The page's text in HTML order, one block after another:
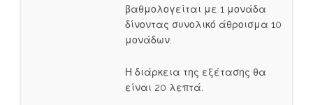
βαθμολογείται με 1 μονάδα
δίνοντας συνολικό άθροισμα 10
μονάδων.
Η διάρκεια της εξέτασης θα
είναι 20 λεπτά.